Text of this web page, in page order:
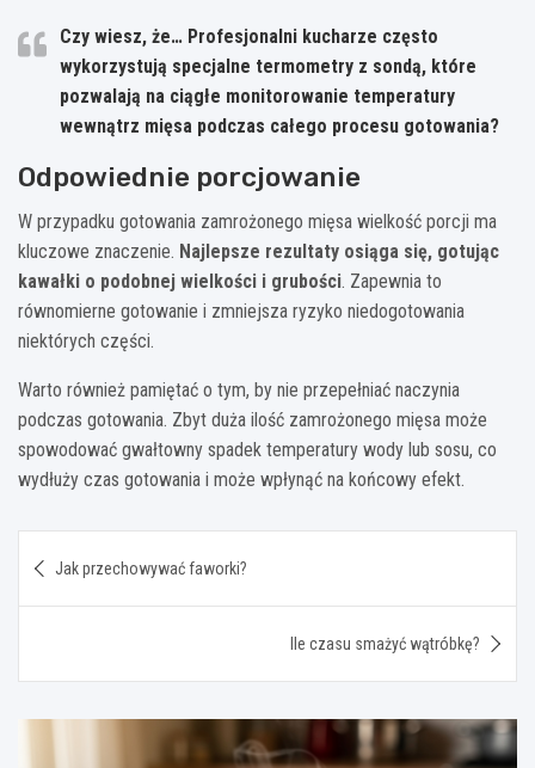
Czy wiesz, że… Profesjonalni kucharze często
wykorzystują specjalne termometry z sondą, które
pozwalają na ciągłe monitorowanie temperatury
wewnątrz mięsa podczas całego procesu gotowania?
Odpowiednie porcjowanie
W przypadku gotowania zamrożonego mięsa wielkość porcji ma
kluczowe znaczenie. Najlepsze rezultaty osiąga się, gotując
kawałki o podobnej wielkości i grubości. Zapewnia to
równomierne gotowanie i zmniejsza ryzyko niedogotowania
niektórych części.
Warto również pamiętać o tym, by nie przepełniać naczynia
podczas gotowania. Zbyt duża ilość zamrożonego mięsa może
spowodować gwałtowny spadek temperatury wody lub sosu, co
wydłuży czas gotowania i może wpłynąć na końcowy efekt.
wpisu
Jak przechowywać faworki?
Ile czasu smażyć wątróbkę?